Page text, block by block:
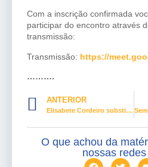
Com a inscrição confirmada
participar do encontro através
transmissão:
Transmissão: https://
……….
ANTERIOR
Elisabete Cordeiro substitui Calasans na presidência do Sinthoresp
O que achou da
nossas